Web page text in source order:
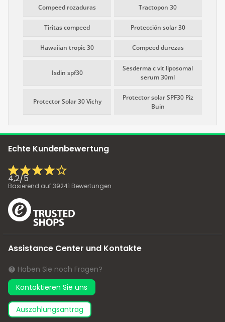
Compeed rozaduras Tractopon 30
Tiritas compeed Protección solar 30
Hawaiian tropic 30 Compeed durezas
Isdin spf30
Sesderma c vit liposomal
serum 30ml
Protector Solar 30 Vichy
Protector solar SPF30 Piz
Buin
Echte Kundenbewertung
4,2/5
Basierend auf39241 Bewertungen
Assistance Center und Kontakte
Haben Sie noch Fragen?
Kontaktieren Sie uns
Auszahlungsantrag